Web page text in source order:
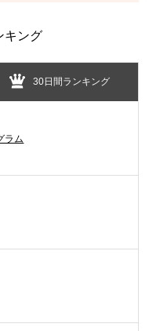
キング
30日間ランキング
ラム